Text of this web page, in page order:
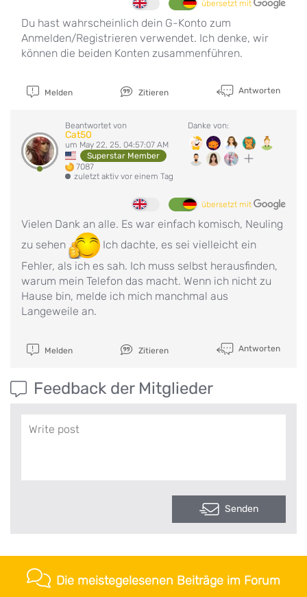
übersetzt mit
Du hast wahrscheinlich dein G-Konto zum
Anmelden/Registrieren verwendet. Ich denke, wir
können die beiden Konten zusammenführen.
Melden Zitieren Antworten
Beantwortet von
Cat50
um May 22, 25, 04:57:07 AM
Superstar Member
7087
zuletzt aktiv vor einem Tag
Danke von:
übersetzt mit
Vielen Dank an alle. Es war einfach komisch, Neuling
zu sehen
Ich dachte, es sei vielleicht ein
Fehler, als ich es sah. Ich muss selbst herausfinden,
warum mein Telefon das macht. Wenn ich nicht zu
Hause bin, melde ich mich manchmal aus
Langeweile an.
Melden Zitieren Antworten
Feedback der Mitglieder
Senden
Die meistegelesenen Beiträge im Forum